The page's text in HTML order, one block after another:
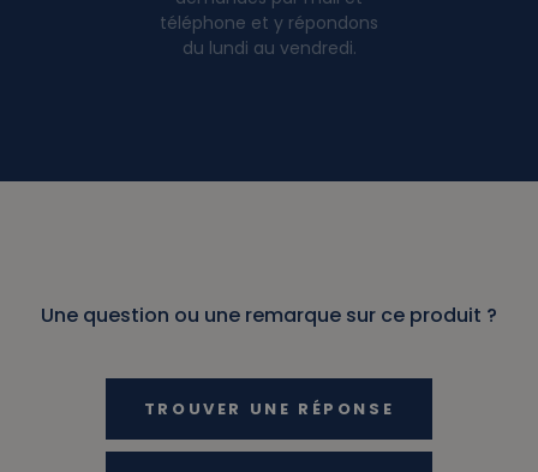
téléphone et y répondons
du lundi au vendredi.
Une question ou une remarque sur ce produit ?
TROUVER UNE RÉPONSE